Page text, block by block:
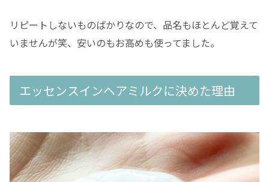
リピートしないものばかりなので、品名もほとんど覚えて
いませんが笑、安いのもお高めも使ってました。
エッセンスインヘアミルクに決めた理由